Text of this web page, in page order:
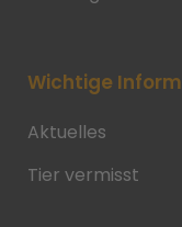
Wichtige
Aktuelles
Tier vermisst